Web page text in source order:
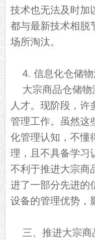
技术也无法及时加
都与最新技术相脱
场所淘汰。
4. 信息化仓储物
大宗商品仓储
人才。现阶段，
管理工作。虽然这
化管理认知，不懂
理，且不具备学习
不利于推进大宗商
进了一部分先进的
设备的管理优势，
三、推进大宗